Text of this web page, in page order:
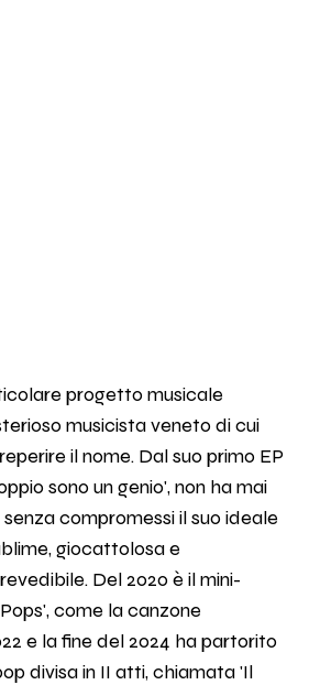
progetto musicale
musicista veneto di cui
il nome. Dal suo primo EP
sono un genio', non ha mai
compromessi il suo ideale
giocattolosa e
Del 2020 è il mini-
come la canzone
e la fine del 2024 ha partorito
divisa in II atti, chiamata 'Il